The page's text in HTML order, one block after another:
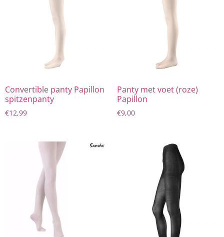
Convertible panty Papillon
spitzenpanty
€12,99
Panty met voet (roze)
Papillon
€9,00